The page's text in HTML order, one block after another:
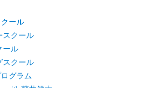
ール
スクール
ール
スクール
グラム